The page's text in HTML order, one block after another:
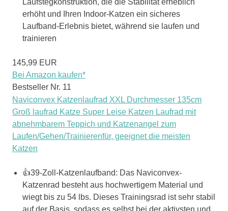
erhöht und Ihren Indoor-Katzen ein sicheres
Laufband-Erlebnis bietet, während sie laufen und
trainieren
145,99 EUR
Bei Amazon kaufen*
Bestseller Nr. 11
Naviconvex Katzenlaufrad XXL Durchmesser 135cm
Groß laufrad Katze Super Leise Katzen Laufrad mit
abnehmbarem Teppich und Katzenangel zum
Laufen/Gehen/Trainierenfür, geeignet die meisten
Katzen
👍39-Zoll-Katzenlaufband: Das Naviconvex-
Katzenrad besteht aus hochwertigem Material und
wiegt bis zu 54 lbs. Dieses Trainingsrad ist sehr stabil
auf der Basis, sodass es selbst bei der aktivsten und